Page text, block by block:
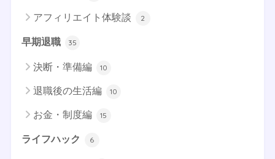
アフィリエイト体験談 2
早期退職 35
決断・準備編 10
退職後の生活編 10
お金・制度編 15
ライフハック 6